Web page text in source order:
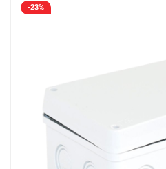
-23%